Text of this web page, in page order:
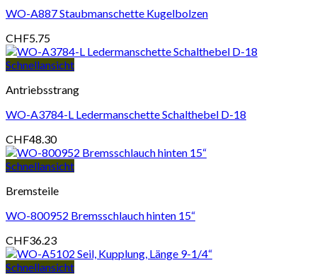
WO-A887 Staubmanschette Kugelbolzen
CHF5.75
Schnellansicht
Antriebsstrang
WO-A3784-L Ledermanschette Schalthebel D-18
CHF48.30
Schnellansicht
Bremsteile
WO-800952 Bremsschlauch hinten 15“
CHF36.23
Schnellansicht